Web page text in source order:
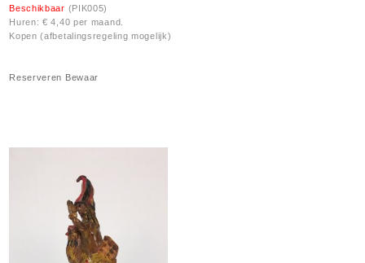
Beschikbaar (PIK005)
Huren: € 4,40 per maand.
Kopen (afbetalingsregeling mogelijk)
Reserveren Bewaar